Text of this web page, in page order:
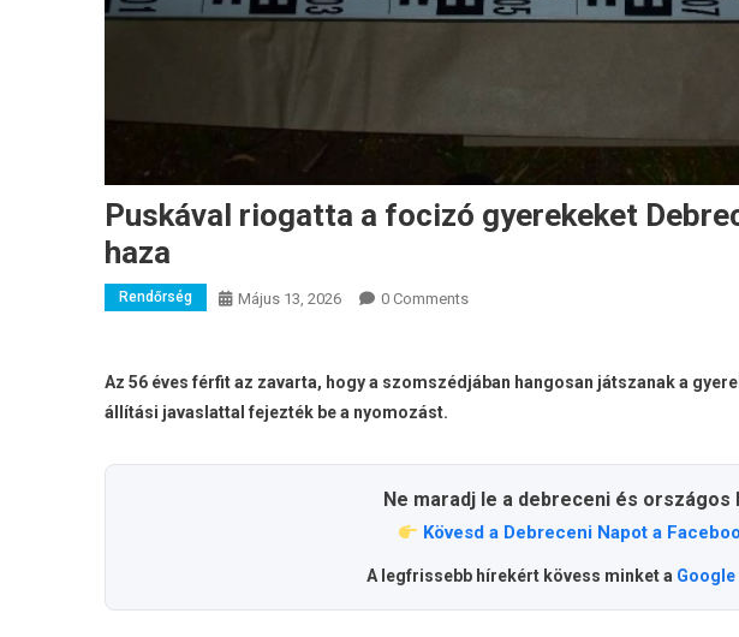
Puskával riogatta a focizó gyerekeket
haza
Rendőrség Május 13, 2026 0 Comments
Az 56 éves férfit az zavarta, hogy a szomszédjában hangosan játszanak a
állítási javaslattal fejezték be a nyomozást.
Ne maradj le a debreceni és országos
Kövesd a Debreceni Napot a
A legfrissebb hírekért kövess minket a Google